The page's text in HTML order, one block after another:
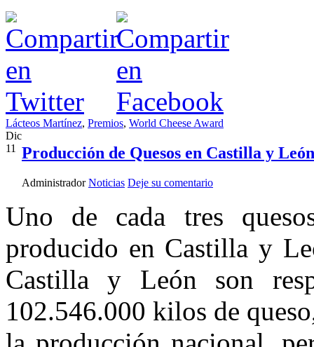
Lácteos Martínez, Premios, World Cheese Award
Dic
11
Producción de Quesos en Castilla y León
Administrador Noticias Deje su comentario
Uno de cada tres
producido en Castilla y
Castilla y León son
102.546.000 kilos de